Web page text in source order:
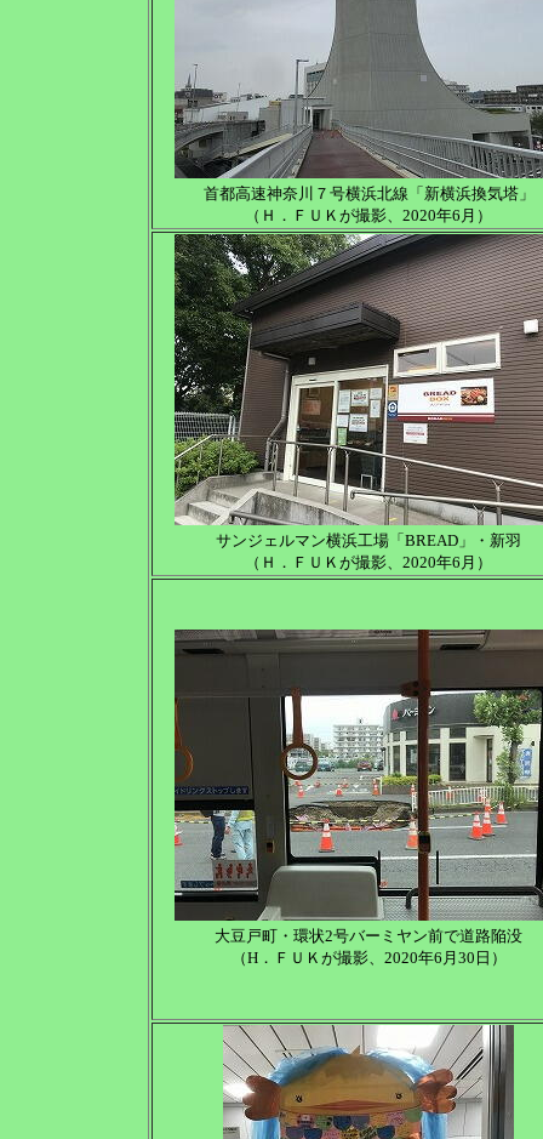
首都高速神奈川７号横浜北線「新横浜換気塔」
（Ｈ．ＦＵＫが撮影、2020年6月）
サンジェルマン横浜工場「BREAD」・新羽
（Ｈ．ＦＵＫが撮影、2020年6月）
大豆戸町・環状2号バーミヤン前で道路陥没
（H．ＦＵＫが撮影、2020年6月30日）